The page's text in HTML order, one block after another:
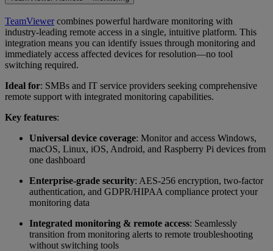
TeamViewercombines powerful hardware monitoring with
industry-leading remote access in a single, intuitive platform. This
integration means you can identify issues through monitoring and
immediately access affected devices for resolution—no tool
switching required.
Ideal for: SMBs and IT service providers seeking comprehensive
remote support with integrated monitoring capabilities.
Key features:
Universal device coverage: Monitor and access Windows,
macOS, Linux, iOS, Android, and Raspberry Pi devices from
one dashboard
Enterprise-grade security: AES-256 encryption, two-factor
authentication, and GDPR/HIPAA compliance protect your
monitoring data
Integrated monitoring & remote access: Seamlessly
transition from monitoring alerts to remote troubleshooting
without switching tools